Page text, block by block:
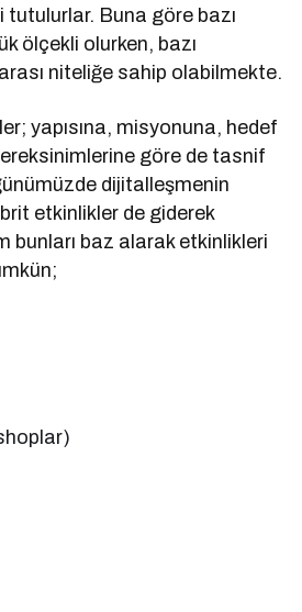
tutulurlar. Buna göre bazı
ölçekli olurken, bazı
niteliğe sahip olabilmekte.
yapısına, misyonuna, hedef
göre de tasnif
dijitalleşmenin
etkinlikler de giderek
bunları baz alarak etkinlikleri